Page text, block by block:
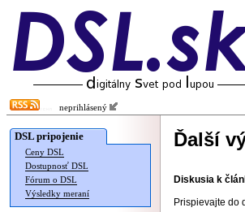
neprihlásený
DSL pripojenie
Ceny DSL
Dostupnosť DSL
Fórum o DSL
Výsledky meraní
Ďalší
Diskusia k
Prispievajte do